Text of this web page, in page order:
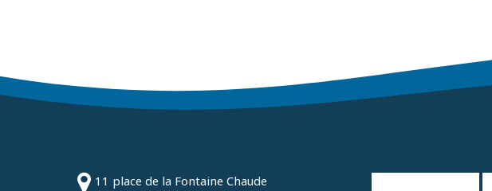
11 place de la Fontaine Chaude